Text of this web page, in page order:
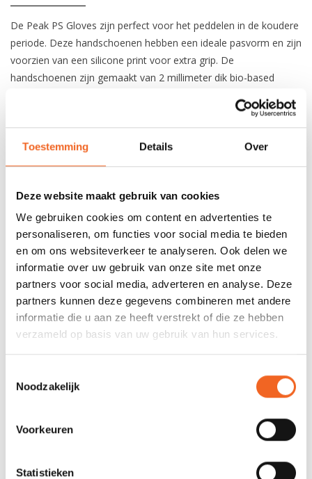
Toestemming Details Over
Deze website maakt gebruik van cookies
We gebruiken cookies om content en advertenties te
personaliseren, om functies voor social media te bieden
en om ons websiteverkeer te analyseren. Ook delen we
informatie over uw gebruik van onze site met onze
partners voor social media, adverteren en analyse. Deze
partners kunnen deze gegevens combineren met andere
informatie die u aan ze heeft verstrekt of die ze hebben
verzameld op basis van uw gebruik van hun services.
Noodzakelijk
Voorkeuren
Statistieken
De Peak PS Gloves zijn perfect voor het peddelen in de koudere
periode. Deze handschoenen hebben een ideale pasvorm en zijn
voorzien van een silicone print voor extra grip. De
handschoenen zijn gemaakt van 2 millimeter dik bio-based
REVIEWS
JE BEOORDELING TOEVOEGEN
GERELATEERDE PRODUCTEN